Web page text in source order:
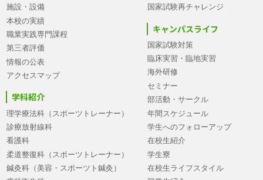
施設・設備
本校の実績
職業実践専門課程
第三者評価
情報の公表
アクセスマップ
学科紹介
理学療法科（スポーツトレーナー）
診療放射線科
看護科
柔道整復科（スポーツトレーナー）
鍼灸科（美容・スポーツト鍼灸）
国家試験再チャレンジ
キャンパスライフ
国家試験対策
臨床実習・臨地実習
海外研修
セミナー
部活動・サークル
年間スケジュール
学生へのフォローアップ
在校生紹介
学生寮
在校生ライフスタイル